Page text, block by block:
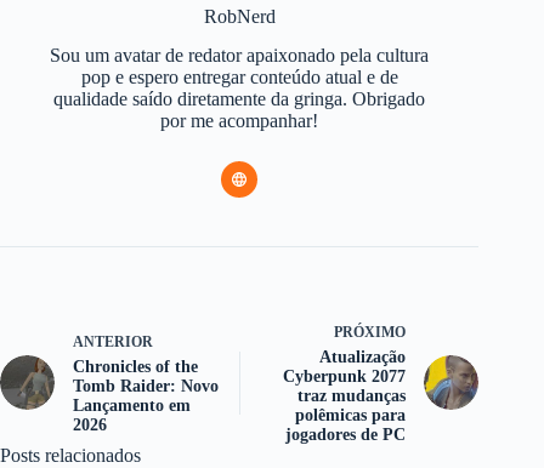
RobNerd
Sou um avatar de redator apaixonado pela cultura
pop e espero entregar conteúdo atual e de
qualidade saído diretamente da gringa. Obrigado
por me acompanhar!
ANTERIOR
Chronicles of the
Tomb Raider: Novo
Lançamento em
2026
PRÓXIMO
Atualização
Cyberpunk 2077
traz mudanças
polêmicas para
jogadores de PC
Posts relacionados